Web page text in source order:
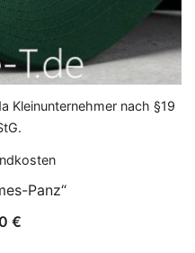
Kleinunternehmer nach §19
Panz“
€